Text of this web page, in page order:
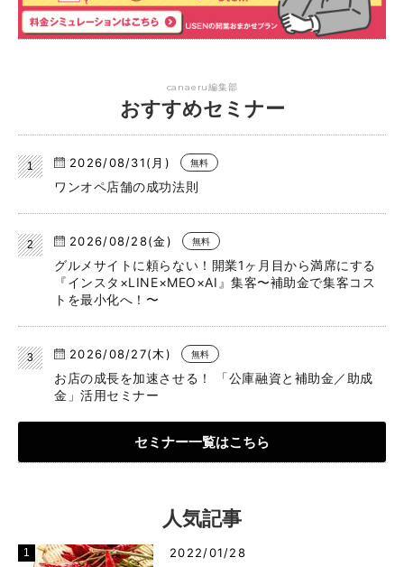
canaeru編集部
おすすめセミナー
2026/08/31(月) 無料
ワンオペ店舗の成功法則
2026/08/28(金) 無料
グルメサイトに頼らない！開業1ヶ月目から満席にする
『インスタ×LINE×MEO×AI』集客〜補助金で集客コス
トを最小化へ！〜
2026/08/27(木) 無料
お店の成長を加速させる！ 「公庫融資と補助金／助成
金」活用セミナー
セミナー一覧はこちら
人気記事
2022/01/28